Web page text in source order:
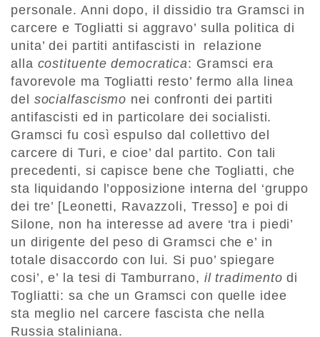
personale. Anni dopo, il dissidio tra Gramsci in
carcere e Togliatti si aggravo’ sulla politica di
unita’ dei partiti antifascisti in relazione
alla costituente democratica: Gramsci era
favorevole ma Togliatti resto’ fermo alla linea
del socialfascismo nei confronti dei partiti
antifascisti ed in particolare dei socialisti.
Gramsci fu così espulso dal collettivo del
carcere di Turi, e cioe’ dal partito. Con tali
precedenti, si capisce bene che Togliatti, che
sta liquidando l’opposizione interna del ‘gruppo
dei tre’ [Leonetti, Ravazzoli, Tresso] e poi di
Silone, non ha interesse ad avere ‘tra i piedi’
un dirigente del peso di Gramsci che e’ in
totale disaccordo con lui. Si puo’ spiegare
cosi’, e’ la tesi di Tamburrano, il tradimento di
Togliatti: sa che un Gramsci con quelle idee
sta meglio nel carcere fascista che nella
Russia staliniana.